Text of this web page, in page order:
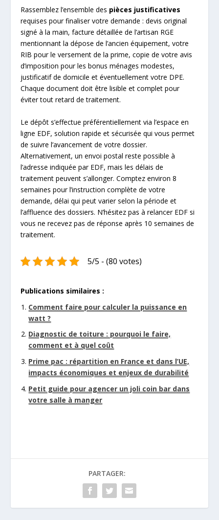
Rassemblez l’ensemble des pièces justificatives
requises pour finaliser votre demande : devis original
signé à la main, facture détaillée de l’artisan RGE
mentionnant la dépose de l’ancien équipement, votre
RIB pour le versement de la prime, copie de votre avis
d’imposition pour les bonus ménages modestes,
justificatif de domicile et éventuellement votre DPE.
Chaque document doit être lisible et complet pour
éviter tout retard de traitement.
Le dépôt s’effectue préférentiellement via l’espace en
ligne EDF, solution rapide et sécurisée qui vous permet
de suivre l’avancement de votre dossier.
Alternativement, un envoi postal reste possible à
l’adresse indiquée par EDF, mais les délais de
traitement peuvent s’allonger. Comptez environ 8
semaines pour l’instruction complète de votre
demande, délai qui peut varier selon la période et
l’affluence des dossiers. N’hésitez pas à relancer EDF si
vous ne recevez pas de réponse après 10 semaines de
traitement.
5/5 - (80 votes)
Publications similaires :
Comment faire pour calculer la puissance en
watt ?
Diagnostic de toiture : pourquoi le faire,
comment et à quel coût
Prime pac : répartition en France et dans l’UE,
impacts économiques et enjeux de durabilité
Petit guide pour agencer un joli coin bar dans
votre salle à manger
PARTAGER: